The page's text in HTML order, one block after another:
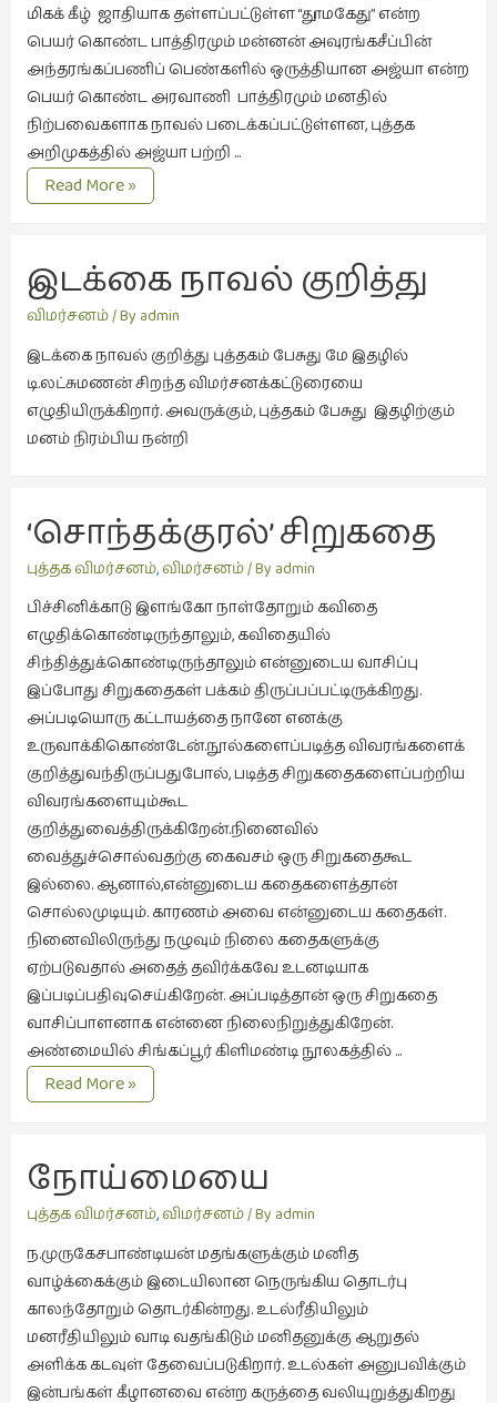
ஊடகம்
எனக்குப்
பிடித்த
கதைகள்
(39)
எனது
ஓவியங்கள்
(47)
ஓவியங்கள்
(53)
கட்டுரைகள்
கதைகள்
பாதை
(10)
கல்வி
கல்வி
(16)
கவிஞனும்
கவிதையும்
கவிதை
(29)
காந்தியின்
நிழலில்
காமிக்ஸ்
குறிப்புகள்
(31)
குறுங்கதை
(149)
குறும்படம்
(13)
குற்றமுகங்கள்
(25)
மிகக் கீழ் ஜாதியாக தள்ளப்பட்டுள்ள “தூமகேது” என்ற
பெயர் கொண்ட பாத்திரமும் மன்னன் அவுரங்கசீப்பின்
அந்தரங்கப்பணிப் பெண்களில் ஒருத்தியான அஜ்யா என்ற
பெயர் கொண்ட அரவாணி பாத்திரமும் மனதில்
நிற்பவைகளாக நாவல் படைக்கப்பட்டுள்ளன, புத்தக
அறிமுகத்தில் அஜ்யா பற்றி …
இடக்கை
–
Read More »
இடக்கை நாவல் குறித்து
விமர்சனம்/ By admin
இடக்கை நாவல் குறித்து புத்தகம் பேசுது மே இதழில்
டி.லட்சுமணன் சிறந்த விமர்சனக்கட்டுரையை
எழுதியிருக்கிறார். அவருக்கும், புத்தகம் பேசுது இதழிற்கும்
மனம் நிரம்பிய நன்றி
‘சொந்தக்குரல்’ சிறுகதை
பற்றிய என் குரல்
புத்தக விமர்சனம்,விமர்சனம்/ By admin
பிச்சினிக்காடு இளங்கோ நாள்தோறும் கவிதை
எழுதிக்கொண்டிருந்தாலும், கவிதையில்
சிந்தித்துக்கொண்டிருந்தாலும் என்னுடைய வாசிப்பு
இப்போது சிறுகதைகள் பக்கம் திருப்பப்பட்டிருக்கிறது.
அப்படியொரு கட்டாயத்தை நானே எனக்கு
உருவாக்கிகொண்டேன்.நூல்களைப்படித்த விவரங்களைக்
குறித்துவந்திருப்பதுபோல், படித்த சிறுகதைகளைப்பற்றிய
விவரங்களையும்கூட
குறித்துவைத்திருக்கிறேன்.நினைவில்
வைத்துச்சொல்வதற்கு கைவசம் ஒரு சிறுகதைகூட
இல்லை. ஆனால்,என்னுடைய கதைகளைத்தான்
சொல்லமுடியும். காரணம் அவை என்னுடைய கதைகள்.
நினைவிலிருந்து நழுவும் நிலை கதைகளுக்கு
ஏற்படுவதால் அதைத் தவிர்க்கவே உடனடியாக
இப்படிப்பதிவுசெய்கிறேன். அப்படித்தான் ஒரு சிறுகதை
வாசிப்பாளனாக என்னை நிலைநிறுத்துகிறேன்.
அண்மையில் சிங்கப்பூர் கிளிமண்டி நூலகத்தில் …
‘சொந்தக்குரல்’
சிறுகதை
என்
குரல்
Read More »
நோய்மையை
விசாரிக்கும் துயில்
புத்தக விமர்சனம்,விமர்சனம்/ By admin
ந.முருகேசபாண்டியன் மதங்களுக்கும் மனித
வாழ்க்கைக்கும் இடையிலான நெருங்கிய தொடர்பு
காலந்தோறும் தொடர்கின்றது. உடல்ரீதியிலும்
மனரீதியிலும் வாடி வதங்கிடும் மனிதனுக்கு ஆறுதல்
அளிக்க கடவுள் தேவைப்படுகிறார். உடல்கள் அனுபவிக்கும்
இன்பங்கள் கீழானவை என்ற கருத்தை வலியுறுத்துகிறது